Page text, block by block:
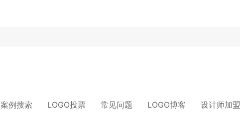
案例搜索 LOGO投票 常见问题 LOGO博客 设计师加盟